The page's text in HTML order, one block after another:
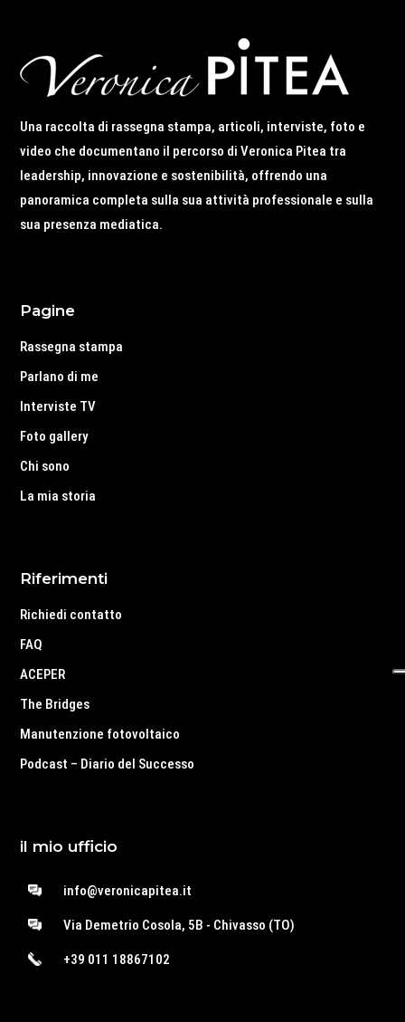
Una raccolta di rassegna stampa, articoli, interviste, foto e
video che documentano il percorso di Veronica Pitea tra
leadership, innovazione e sostenibilità, offrendo una
panoramica completa sulla sua attività professionale e sulla
sua presenza mediatica.
Pagine
Rassegna stampa
Parlano di me
Interviste TV
Foto gallery
Chi sono
La mia storia
Riferimenti
Richiedi contatto
FAQ
ACEPER
The Bridges
Manutenzione fotovoltaico
Podcast – Diario del Successo
il mio ufficio
info@veronicapitea.it
Via Demetrio Cosola, 5B - Chivasso (TO)
+39 011 18867102